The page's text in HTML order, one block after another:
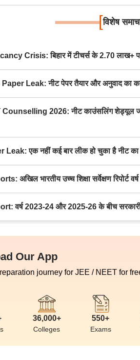
[विशेष
Crisis: बिहार में टीचर्स के 2.70 लाख+
Leak: नीट पेपर तैयार और अनुवाद का
2026: नीट काउंसलिंग शेड्यूल
Leak: एक नहीं कई बार लीक हो चुका है नीट का
अखिल भारतीय उच्च शिक्षा सर्वेक्षण रिपोर्ट
वर्ष 2023-24 और 2025-26 के बीच
Our App
journey for JEE / NEET for
36,000+
Colleges
550+
Exams